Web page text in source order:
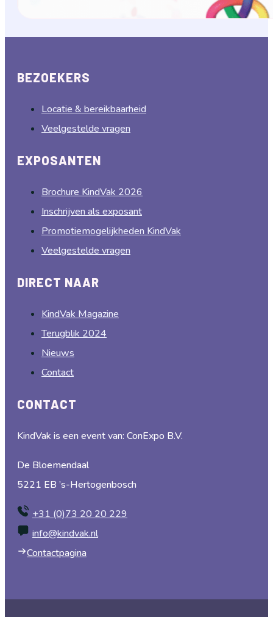
BEZOEKERS
Locatie & bereikbaarheid
Veelgestelde vragen
EXPOSANTEN
Brochure KindVak 2026
Inschrijven als exposant
Promotiemogelijkheden KindVak
Veelgestelde vragen
DIRECT NAAR
KindVak Magazine
Terugblik 2024
Nieuws
Contact
CONTACT
KindVak is een event van: ConExpo B.V.
De Bloemendaal
5221 EB ’s-Hertogenbosch
+31 (0)73 20 20 229
info@kindvak.nl
Contactpagina